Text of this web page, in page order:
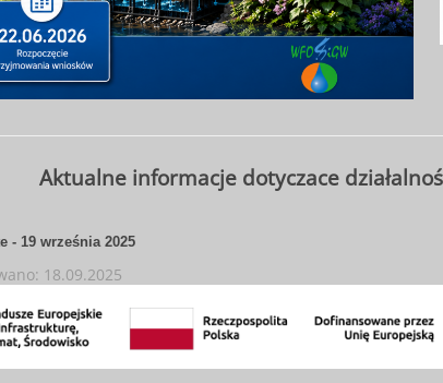
Aktualne informacje dotyczace
- 19 września 2025
18.09.2025